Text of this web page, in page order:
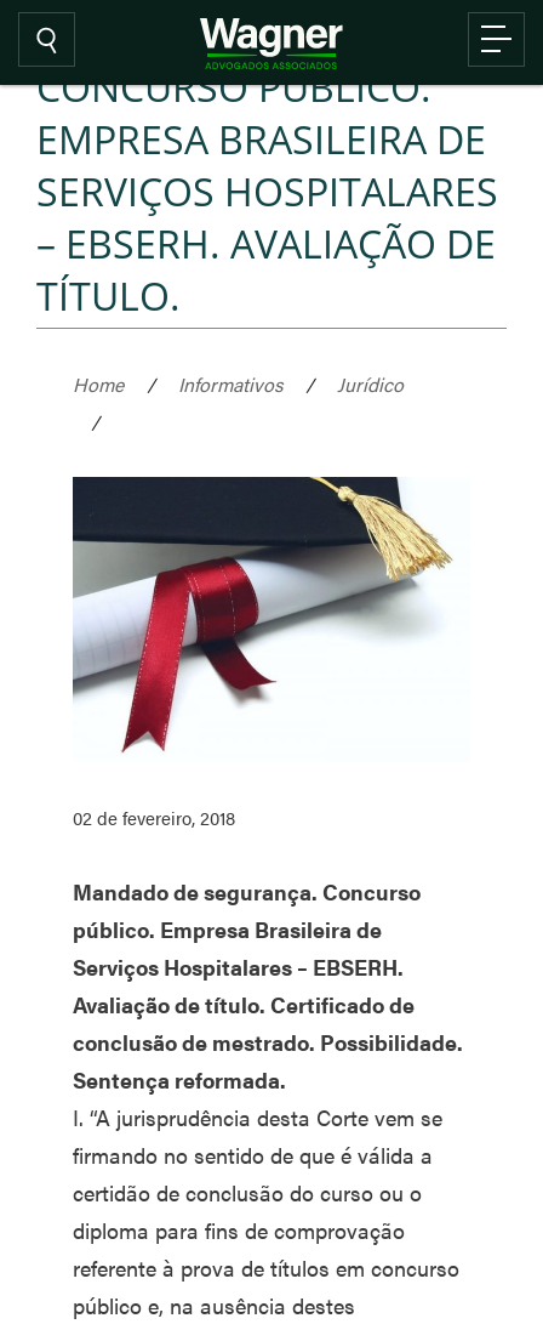
CONCURSO PÚBLICO.
EMPRESA BRASILEIRA DE
SERVIÇOS HOSPITALARES
– EBSERH. AVALIAÇÃO DE
TÍTULO.
Home / Informativos /
Jurídico
/
02 de fevereiro, 2018
Mandado de segurança. Concurso
público. Empresa Brasileira de
Serviços Hospitalares – EBSERH.
Avaliação de título. Certificado de
conclusão de mestrado. Possibilidade.
Sentença reformada.
I. “A jurisprudência desta Corte vem se
firmando no sentido de que é válida a
certidão de conclusão do curso ou o
diploma para fins de comprovação
referente à prova de títulos em concurso
público e, na ausência destes